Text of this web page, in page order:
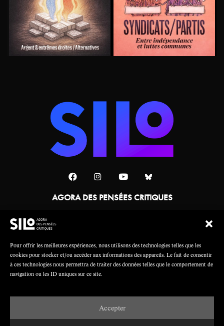
Pour offrir les meilleures expériences, nous utilisons des technologies telles que les
cookies pour stocker et/ou accéder aux informations des appareils. Le fait de consentir
à ces technologies nous permettra de traiter des données telles que le comportement de
navigation ou les ID uniques sur ce site.
Accepter
AGORA DES PENSÉES CRITIQUES